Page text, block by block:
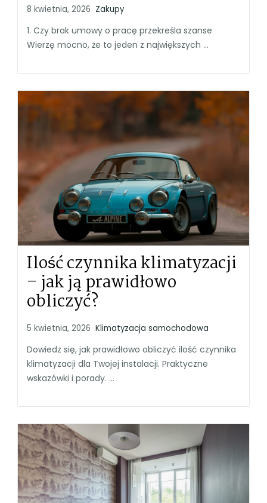
8 kwietnia, 2026 Zakupy
1. Czy brak umowy o pracę przekreśla szanse
Wierzę mocno, że to jeden z największych ...
Ilość czynnika klimatyzacji
– jak ją prawidłowo
obliczyć?
5 kwietnia, 2026 Klimatyzacja samochodowa
Dowiedz się, jak prawidłowo obliczyć ilość czynnika
klimatyzacji dla Twojej instalacji. Praktyczne
wskazówki i porady. ...